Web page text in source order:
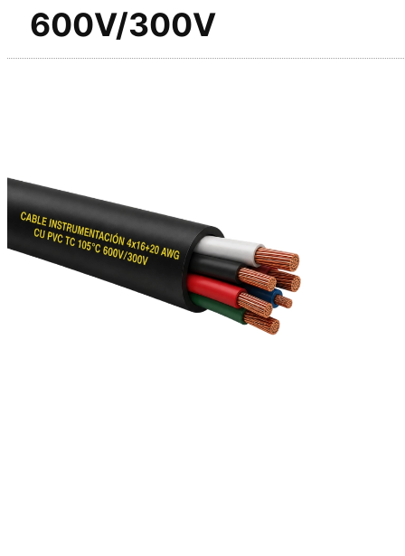
600V/300V